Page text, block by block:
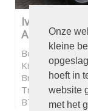
Onze
kleine
hoeft in
website
met het
Iveco Daily
Airco,3
Bouwjaar:
Kilometerstand:
Brandstof:
Transmissie:
BTW / Marge: